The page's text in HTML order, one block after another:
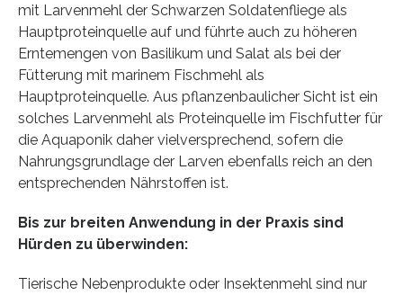
mit Larvenmehl der Schwarzen Soldatenfliege als
Hauptproteinquelle auf und führte auch zu höheren
Erntemengen von Basilikum und Salat als bei der
Fütterung mit marinem Fischmehl als
Hauptproteinquelle. Aus pflanzenbaulicher Sicht ist ein
solches Larvenmehl als Proteinquelle im Fischfutter für
die Aquaponik daher vielversprechend, sofern die
Nahrungsgrundlage der Larven ebenfalls reich an den
entsprechenden Nährstoffen ist.
Bis zur breiten Anwendung in der Praxis sind
Hürden zu überwinden:
Tierische Nebenprodukte oder Insektenmehl sind nur